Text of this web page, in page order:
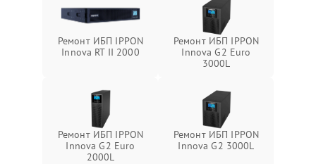
Ремонт ИБП IPPON
Innova RT II 2000
Ремонт ИБП IPPON
Innova G2 Euro
3000L
Ремонт ИБП IPPON
Innova G2 Euro
2000L
Ремонт ИБП IPPON
Innova G2 3000L